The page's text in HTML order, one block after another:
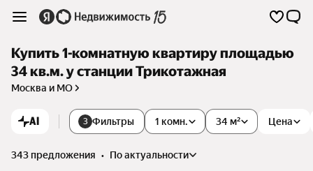
Купить 1-комнатную квартиру площадью
34 кв.м. у станции Трикотажная
Москва и МО
AI 3 Фильтры 1 комн. Цена
34 м²
343 предложения •
по актуальности